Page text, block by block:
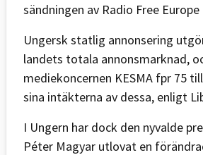
sändningen av Radio Free Europe
Ungersk statlig annonsering
landets totala annonsmarknad,
mediekoncernen KESMA fpr 75
sina intäkterna av dessa, enligt
I Ungern har dock den nyvalde
Péter Magyar utlovat en